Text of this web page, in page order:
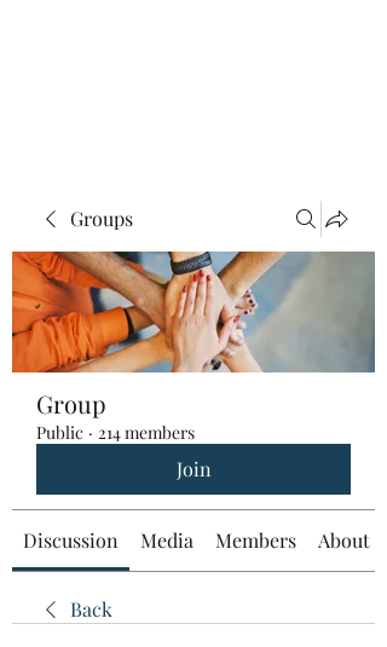
Groups
Group
Public · 214 members
Join
Discussion Media Members About
Back